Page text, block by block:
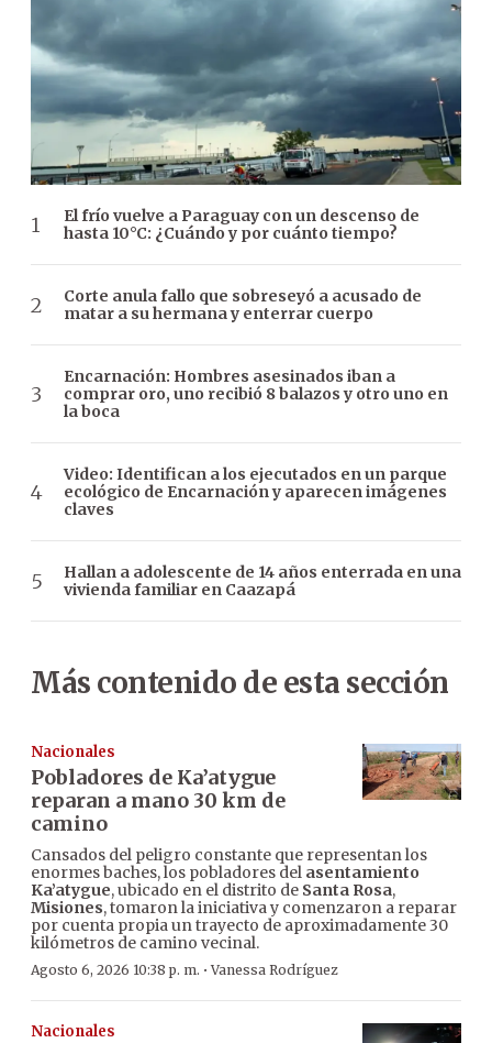
El frío vuelve a Paraguay con un descenso de
hasta 10°C: ¿Cuándo y por cuánto tiempo?
Corte anula fallo que sobreseyó a acusado de
matar a su hermana y enterrar cuerpo
Encarnación: Hombres asesinados iban a
comprar oro, uno recibió 8 balazos y otro uno en
la boca
Video: Identifican a los ejecutados en un parque
ecológico de Encarnación y aparecen imágenes
claves
Hallan a adolescente de 14 años enterrada en una
vivienda familiar en Caazapá
Más contenido de esta sección
Nacionales
Pobladores de Ka’atygue
reparan a mano 30 km de
camino
Cansados del peligro constante que representan los
enormes baches, los pobladores del asentamiento
Ka’atygue, ubicado en el distrito de Santa Rosa,
Misiones, tomaron la iniciativa y comenzaron a reparar
por cuenta propia un trayecto de aproximadamente 30
kilómetros de camino vecinal.
Agosto 6, 2026 10:38 p. m. ·Vanessa Rodríguez
Nacionales